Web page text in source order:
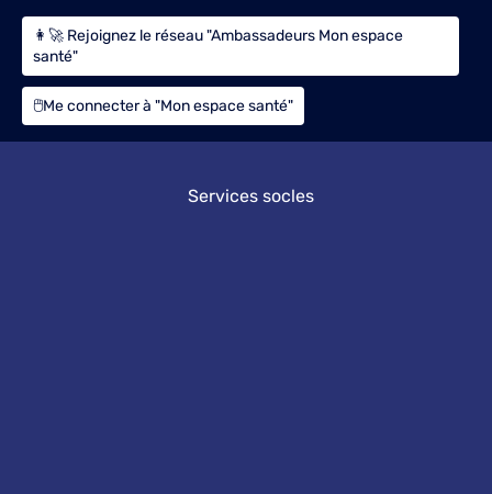
👩‍🚀 Rejoignez le réseau "Ambassadeurs Mon espace
santé"
🖱️Me connecter à "Mon espace santé"
Services socles